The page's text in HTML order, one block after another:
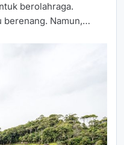
berolahraga.
berenang. Namun,…